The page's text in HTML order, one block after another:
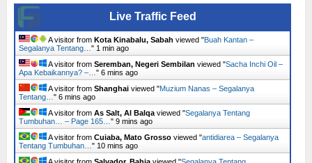
Live Traffic Feed
A visitor from Kota Kinabalu, Sabah viewed "Buah Kantan –
Segalanya Tentang… " 1 min ago
A visitor from Seremban, Negeri Sembilan viewed "Sacha Inchi Oil –
Apa Kebaikannya? –… " 6 mins ago
A visitor from Shanghai viewed "Muzium Nanas – Segalanya
Tentang… " 6 mins ago
A visitor from As Salt, Al Balqa viewed "Segalanya Tentang
Tumbuhan… – Page 165… " 9 mins ago
A visitor from Cuiaba, Mato Grosso viewed "antidiarea – Segalanya
Tentang Tumbuhan… " 10 mins ago